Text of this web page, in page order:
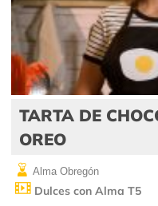
TARTA DE
OREO
Alma Obregón
Dulces con Alma T5